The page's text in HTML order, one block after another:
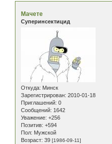
Мачете
Суперинсектицид
Откуда: Минск
Зарегистрирован: 2010-01-18
Приглашений: 0
Сообщений: 1642
Уважение: +256
Позитив: +594
Пол: Мужской
Возраст: 39 [1986-09-11]